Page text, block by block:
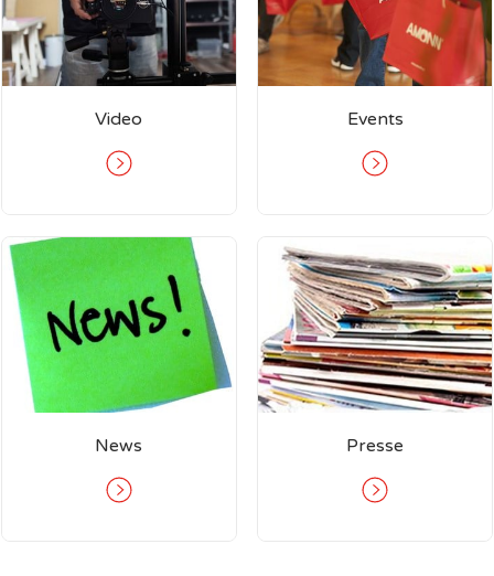
Video Events
News Presse